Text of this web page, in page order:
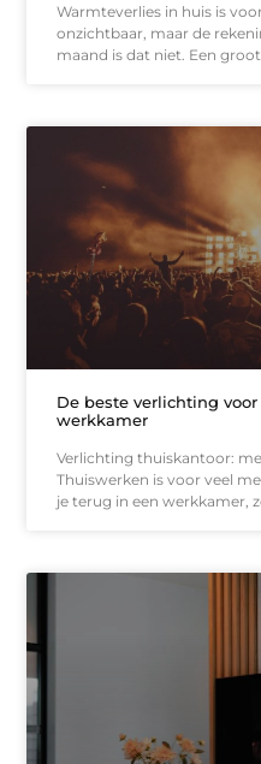
Warmteverlies in huis is
onzichtbaar, maar de
maand is dat niet. Een
De beste verlichting
werkkamer
Verlichting thuiskantoor:
Thuiswerken is voor veel
je terug in een werkkamer,